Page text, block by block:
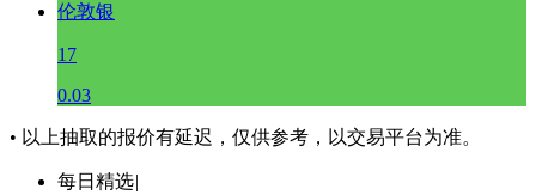
伦敦银
17
0.03
• 以上抽取的报价有延迟，仅供参考，以交易平台为准。
每日精选|